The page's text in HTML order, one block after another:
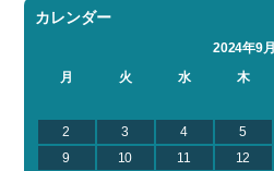
カレンダー
2024年9月
月
火 水 木
2
3 4 5
9
10 11 12